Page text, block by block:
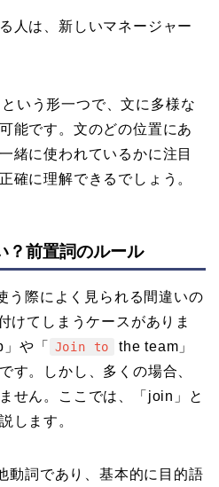
人は、新しいマネージャー
いう形一つで、文に多様な
能です。文のどの位置にあ
緒に使われているかに注目
確に理解できるでしょう。
？前置詞のルール
う際によく見られる間違いの
けてしまうケースがありま
や「 Join to
the team」
す。しかし、多くの場合、
せん。ここでは、「join」と
します。
動詞であり、基本的に目的語